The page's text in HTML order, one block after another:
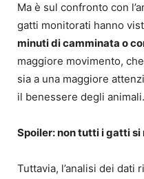
Ma è sul confronto con
gatti monitorati hanno
minuti di camminata o
maggiore movimento,
sia a una maggiore
il benessere degli animali.
Spoiler: non tutti i gatti
Tuttavia, l’analisi dei dati